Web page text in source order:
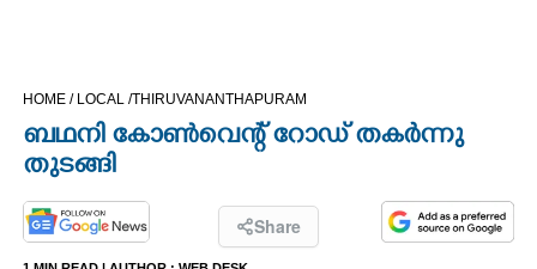
OPINION
HOME / LOCAL /THIRUVANANTHAPURAM
ബഥനി കോൺവെന്റ് റോഡ് തകർന്നു
തുടങ്ങി
Share